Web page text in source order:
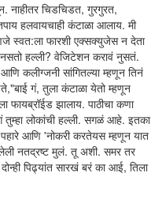
चिडचिडत, गुरगुरत,
हलवायचाही कंटाळा आलाय. मी
स्वत:ला फारशी एक्सक्युजेस न देता
हल्ली? वेजिटेशन करावं नुसतं.
कलीग्जनी सांगितल्या म्हणून तिनं
गं, तुला कंटाळा येतो म्हणून
झालाय. पाठीचा कणा
तुम्हा लोकांची हल्ली. सगळं आहे. इतका
पहारे आणि 'नोकरी करतेयस म्हणून यात
नतद्रष्ट मुलं. तू अशी. समर तर
पिढ्यांत सारखं बरं का आई, तिला